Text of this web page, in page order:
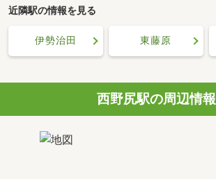
近隣駅の情報を見る
伊勢治田 東藤原
西野尻駅の周辺情報